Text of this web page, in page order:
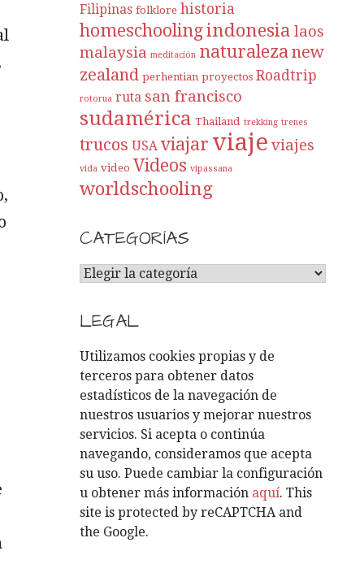
Filipinas folklore historia
homeschoolingindonesia laos
malaysia meditación naturalezanew
zealand perhentian proyectos Roadtrip
rotorua ruta san francisco
sudamérica Thailand trekking trenes
trucos USA viajar viaje viajes
vida video Videos vipassana
worldschooling
CATEGORÍAS
C
T
E
G
O
R
Í
A
S
LEGAL
Utilizamos cookies propias y de
terceros para obtener datos
estadísticos de la navegación de
nuestros usuarios y mejorar nuestros
servicios. Si acepta o continúa
navegando, consideramos que acepta
su uso. Puede cambiar la configuración
u obtener más información aquí. This
site is protected by reCAPTCHA and
the Google.